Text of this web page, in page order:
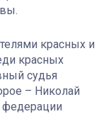
красных и
красных
судья
– Николай
федерации